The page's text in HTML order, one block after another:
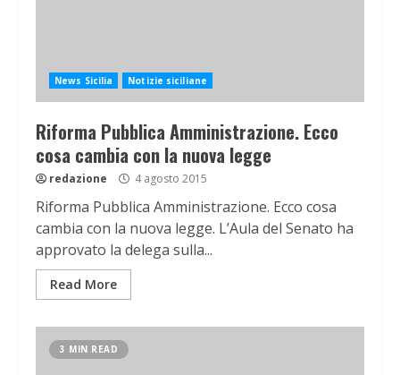
News Sicilia Notizie siciliane
Riforma Pubblica Amministrazione. Ecco
cosa cambia con la nuova legge
redazione 4 agosto 2015
Riforma Pubblica Amministrazione. Ecco cosa
cambia con la nuova legge. L’Aula del Senato ha
approvato la delega sulla...
Read More
3 MIN READ